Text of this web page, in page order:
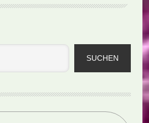
(Rezept)
SUCHEN